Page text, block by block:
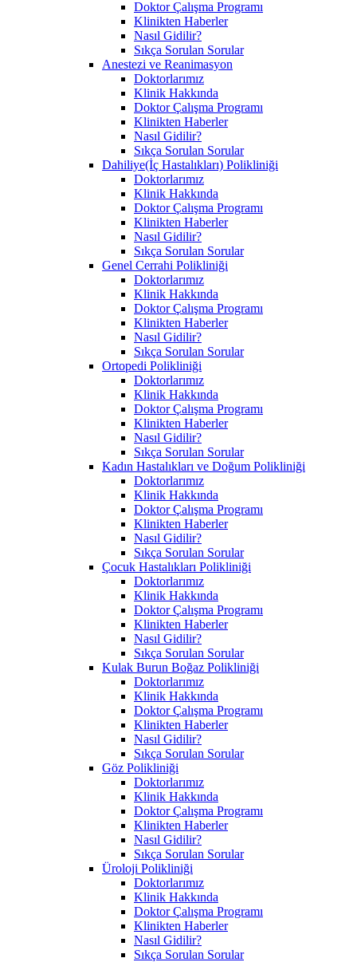
Doktor Çalışma Programı
Klinikten Haberler
Nasıl Gidilir?
Sıkça Sorulan Sorular
Anestezi ve Reanimasyon
Doktorlarımız
Klinik Hakkında
Doktor Çalışma Programı
Klinikten Haberler
Nasıl Gidilir?
Sıkça Sorulan Sorular
Dahiliye(İç Hastalıkları) Polikliniği
Doktorlarımız
Klinik Hakkında
Doktor Çalışma Programı
Klinikten Haberler
Nasıl Gidilir?
Sıkça Sorulan Sorular
Genel Cerrahi Polikliniği
Doktorlarımız
Klinik Hakkında
Doktor Çalışma Programı
Klinikten Haberler
Nasıl Gidilir?
Sıkça Sorulan Sorular
Ortopedi Polikliniği
Doktorlarımız
Klinik Hakkında
Doktor Çalışma Programı
Klinikten Haberler
Nasıl Gidilir?
Sıkça Sorulan Sorular
Kadın Hastalıkları ve Doğum Polikliniği
Doktorlarımız
Klinik Hakkında
Doktor Çalışma Programı
Klinikten Haberler
Nasıl Gidilir?
Sıkça Sorulan Sorular
Çocuk Hastalıkları Polikliniği
Doktorlarımız
Klinik Hakkında
Doktor Çalışma Programı
Klinikten Haberler
Nasıl Gidilir?
Sıkça Sorulan Sorular
Kulak Burun Boğaz Polikliniği
Doktorlarımız
Klinik Hakkında
Doktor Çalışma Programı
Klinikten Haberler
Nasıl Gidilir?
Sıkça Sorulan Sorular
Göz Polikliniği
Doktorlarımız
Klinik Hakkında
Doktor Çalışma Programı
Klinikten Haberler
Nasıl Gidilir?
Sıkça Sorulan Sorular
Üroloji Polikliniği
Doktorlarımız
Klinik Hakkında
Doktor Çalışma Programı
Klinikten Haberler
Nasıl Gidilir?
Sıkça Sorulan Sorular